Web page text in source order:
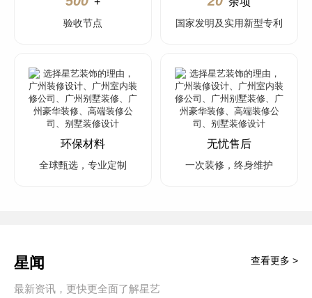
验收节点 国家发明及实用新型专利
环保材料
全球甄选，专业定制
无忧售后
一次装修，终身维护
星闻
最新资讯，更快更全面了解星艺
查看更多 >